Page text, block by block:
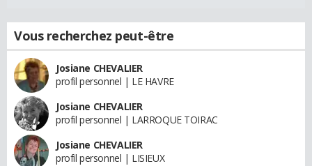
Vous recherchez peut-être
Josiane CHEVALIER
profil personnel | LE HAVRE
Josiane CHEVALIER
profil personnel | LARROQUE TOIRAC
Josiane CHEVALIER
profil personnel | LISIEUX